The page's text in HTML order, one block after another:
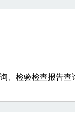
、检验检查报告